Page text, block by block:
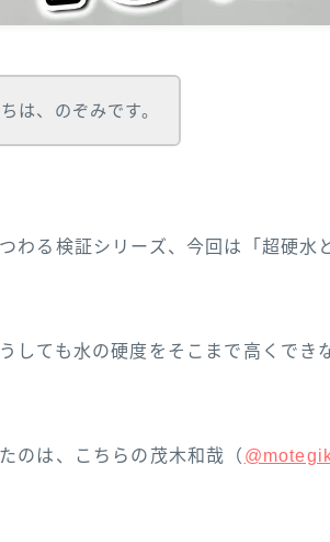
は、のぞみです。
わる検証シリーズ、今回は「超硬水
しても水の硬度をそこまで高くで
の‌は、‌こ‌ち‌ら‌の‌茂‌木‌和‌哉‌（‌‌